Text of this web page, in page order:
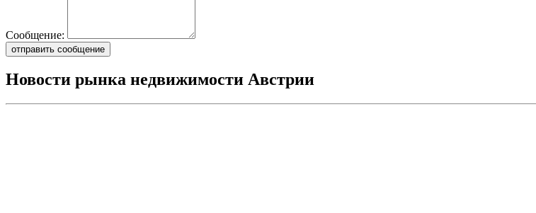
Сообщение:
отправить сообщение
Новости рынка недвижимости Австрии